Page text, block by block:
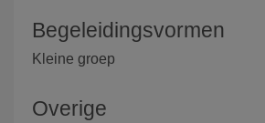
Begeleidingsvormen
Kleine groep
Overige